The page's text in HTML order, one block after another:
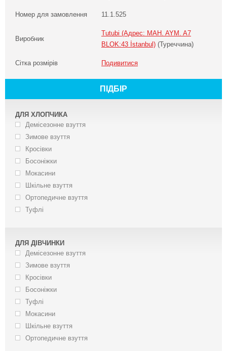
Номер для замовлення 11.1.525
Виробник
Tutubi (Адрес: MAH. AYM. A7
BLOK:43 İstanbul) (Туреччина)
Сітка розмірів Подивитися
ПІДБІР
ДЛЯ ХЛОПЧИКА
Демісезонне взуття
Зимове взуття
Кросівки
Босоніжки
Мокасини
Шкільне взуття
Ортопедичне взуття
Туфлі
ДЛЯ ДІВЧИНКИ
Демісезонне взуття
Зимове взуття
Кросівки
Босоніжки
Туфлі
Мокасини
Шкільне взуття
Ортопедичне взуття